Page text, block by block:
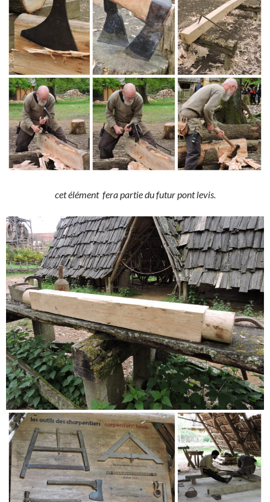
cet élément fera partie du futur pont levis.